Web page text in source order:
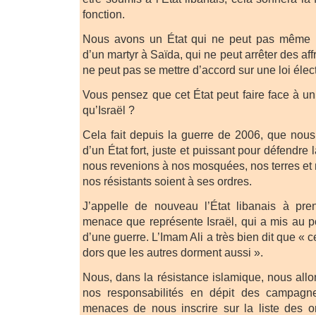
fonction.
Nous avons un État qui ne peut pas même
d’un martyr à Saïda, qui ne peut arrêter des
ne peut pas se mettre d’accord sur une loi
Vous pensez que cet État peut faire face à
qu’Israël ?
Cela fait depuis la guerre de 2006, que
d’un État fort, juste et puissant pour défendre
nous revenions à nos mosquées, nos terres
nos résistants soient à ses ordres.
J’appelle de nouveau l’État libanais à
menace que représente Israël, qui a mis au
d’une guerre. L’Imam Ali a très bien dit que «
dors que les autres dorment aussi ».
Nous, dans la résistance islamique, nous
nos responsabilités en dépit des
menaces de nous inscrire sur la liste des